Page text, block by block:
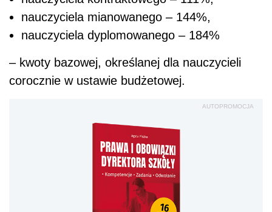
nauczyciela mianowanego – 144%,
nauczyciela dyplomowanego – 184%
– kwoty bazowej, określanej dla nauczycieli
corocznie w ustawie budżetowej.
AUTOPROMOCJA